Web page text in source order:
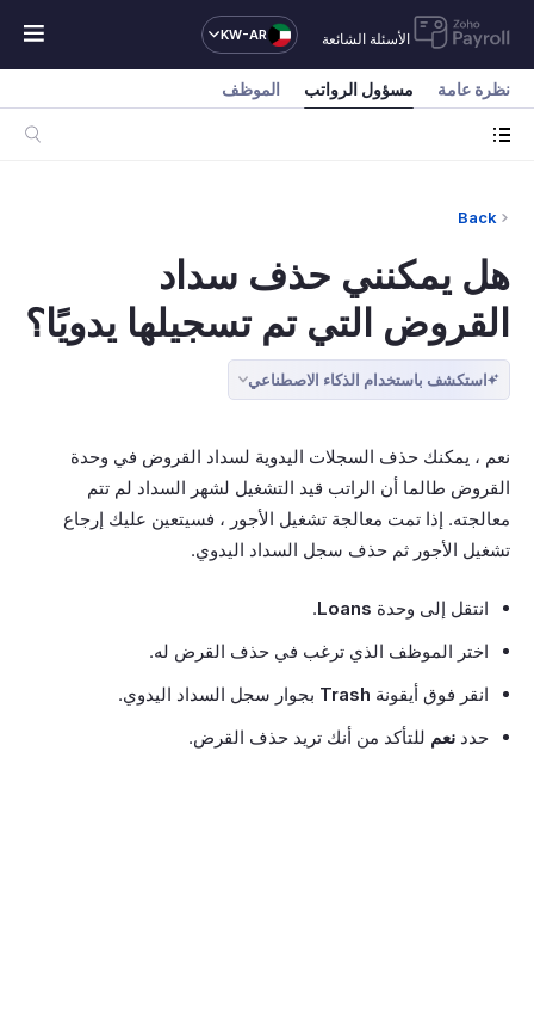
الأسئلة الشائعة KW-AR
نظرة عامة مسؤول الرواتب الموظف
Back
هل يمكنني حذف سداد
القروض التي تم تسجيلها يدويًا؟
استكشف باستخدام الذكاء الاصطناعي
نعم ، يمكنك حذف السجلات اليدوية لسداد القروض في وحدة
القروض طالما أن الراتب قيد التشغيل لشهر السداد لم تتم
معالجته. إذا تمت معالجة تشغيل الأجور ، فسيتعين عليك إرجاع
تشغيل الأجور ثم حذف سجل السداد اليدوي.
انتقل إلى وحدة Loans
.
اختر الموظف الذي ترغب في حذف القرض له.
انقر فوق أيقونة Trash بجوار سجل السداد اليدوي.
حدد نعم للتأكد من أنك تريد حذف القرض.